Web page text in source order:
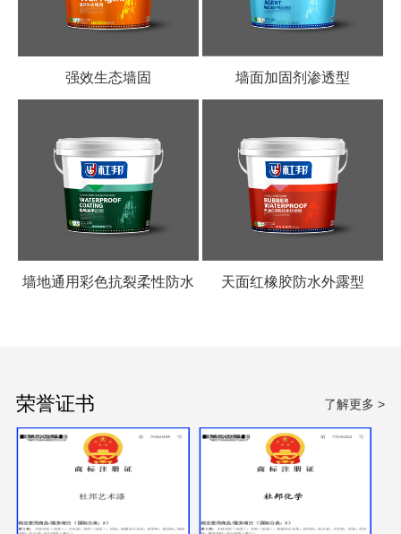
强效生态墙固 墙面加固剂渗透型
墙地通用彩色抗裂柔性防水 天面红橡胶防水外露型
荣誉证书 了解更多 >